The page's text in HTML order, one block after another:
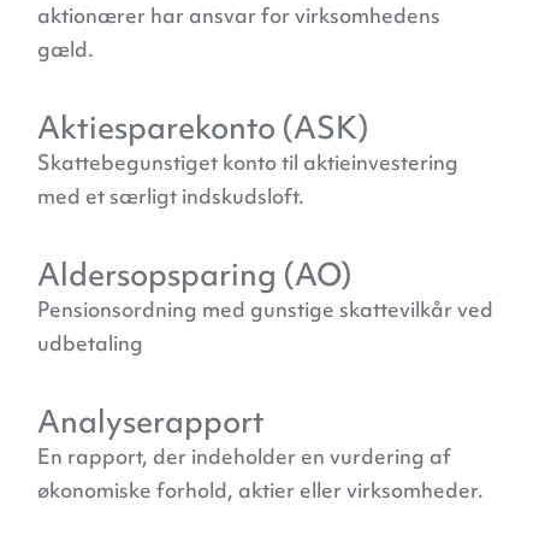
aktionærer har ansvar for virksomhedens
gæld.
Aktiesparekonto (ASK)
Skattebegunstiget konto til aktieinvestering
med et særligt indskudsloft.
Aldersopsparing (AO)
Pensionsordning med gunstige skattevilkår ved
udbetaling
Analyserapport
En rapport, der indeholder en vurdering af
økonomiske forhold, aktier eller virksomheder.